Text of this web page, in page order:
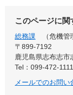
このページに
総務課
危機管
〒899-7192
鹿児島県志布志
Tel：099-472-
メールでのお問い